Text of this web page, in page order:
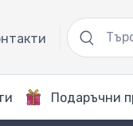
Подаръчни